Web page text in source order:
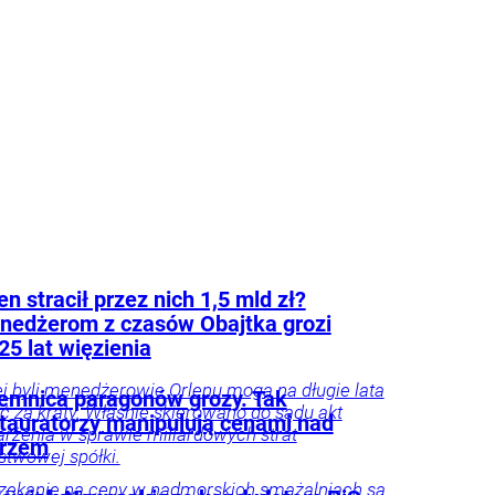
Wyrażam zgodę na
otrzymywanie na podany
adres e-mail informacji
stracił przez nich 1,5 mld zł?
z czasów Obajtka grozi
lat więzienia
byli menedżerowie Orlenu mogą na długie lata
za kraty. Właśnie skierowano do sądu akt
w sprawie miliardowych strat
spółki.
paragonów grozy. Tak
manipulują cenami nad
na ceny w nadmorskich smażalniach są